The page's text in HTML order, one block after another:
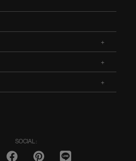
SOCIAL :